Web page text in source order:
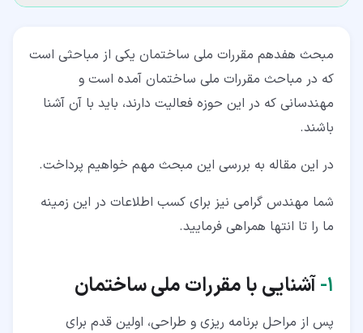
۲‏- آخرین ویرایش مبحث هفدهم مقررات ملی ساختمان
۳‏- آشنایی با مبحث هفدهم مقررات ملی ساختمان
۴‏- محتوای مبحث هفدهم مقررات ملی ساختمان
۵‏- تغییرات اعمال شده در ویرایش جدید این کتاب
۶‏- بودجه بندی سوالات آزمون های نظام مهندسی از مبحث
مبحث هفدهم مقررات ملی ساختمان یکی از مباحثی است
که در مباحث مقررات ملی ساختمان آمده است و
مهندسانی که در این حوزه فعالیت دارند، باید با آن آشنا
باشند.
در این مقاله به بررسی این مبحث مهم خواهیم پرداخت.
شما مهندس گرامی نیز برای کسب اطلاعات در این زمینه
ما را تا انتها همراهی فرمایید.
۱‏- آشنایی با مقررات ملی ساختمان
پس از مراحل برنامه ریزی و طراحی، اولین قدم برای